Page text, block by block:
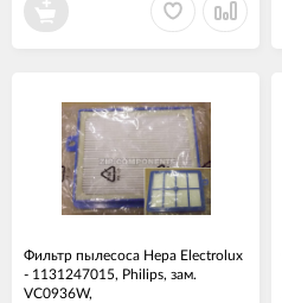
Фильтр пылесоса Hepa Electrolux
- 1131247015, Philips, зам.
VC0936W,